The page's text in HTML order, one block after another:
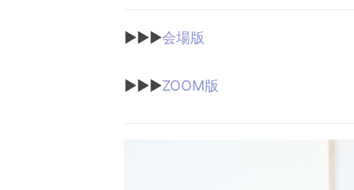
▶︎▶︎▶︎会場版
▶︎▶︎▶︎ZOOM版